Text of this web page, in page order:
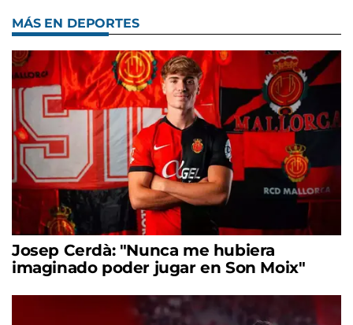
MÁS EN DEPORTES
Josep Cerdà: "Nunca me hubiera
imaginado poder jugar en Son Moix"